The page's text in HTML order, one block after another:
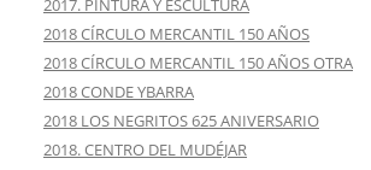
2018 CÍRCULO MERCANTIL 150 AÑOS
2018 CÍRCULO MERCANTIL 150 AÑOS OTRA
2018 CONDE YBARRA
2018 LOS NEGRITOS 625 ANIVERSARIO
2018. CENTRO DEL MUDÉJAR